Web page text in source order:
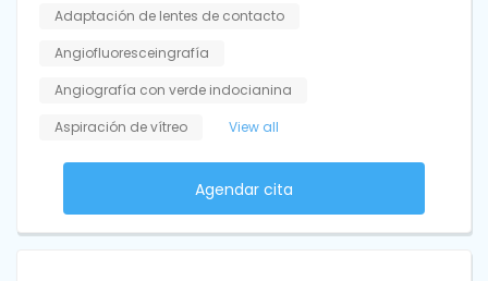
Adaptación de lentes de contacto
Angiofluoresceingrafía
Angiografía con verde indocianina
Aspiración de vítreo
View all
Agendar cita